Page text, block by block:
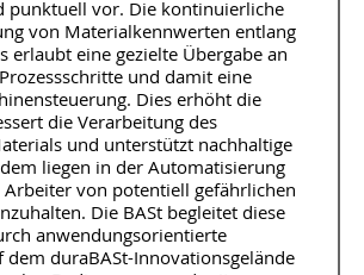
punktuell vor. Die kontinuierliche
von Materialkennwerten entlang
erlaubt eine gezielte Übergabe an
und damit eine
Dies erhöht die
die Verarbeitung des
und unterstützt nachhaltige
liegen in der Automatisierung
von potentiell gefährlichen
Die BASt begleitet diese
anwendungsorientierte
dem duraBASt-Innovationsgelände